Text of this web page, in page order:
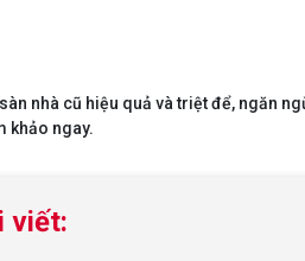
nhà cũ hiệu quả và triệt để, ngăn
khảo ngay.
viết: